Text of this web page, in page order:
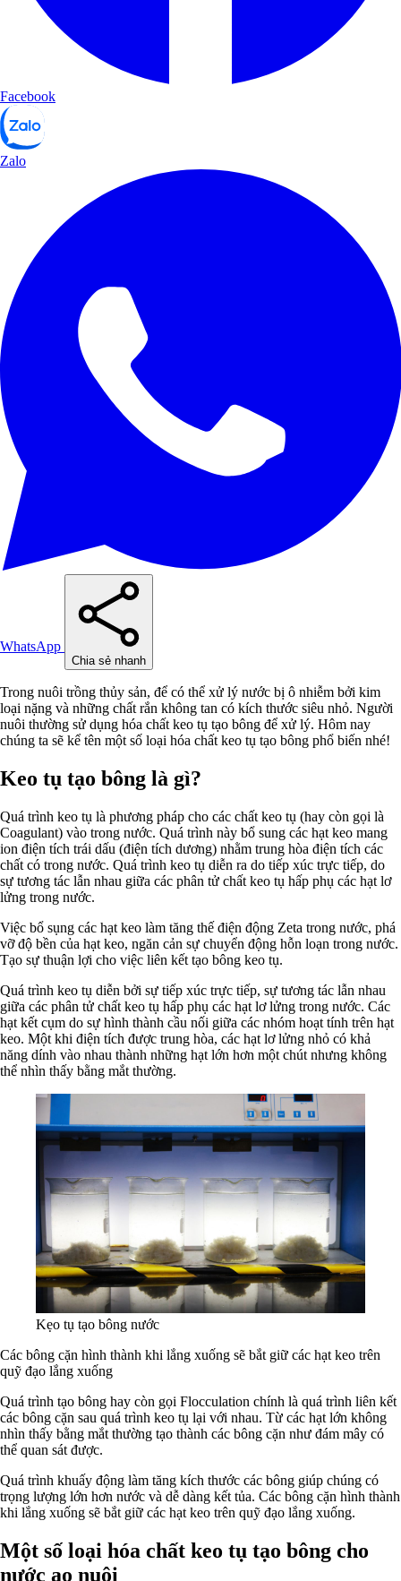
Facebook
Zalo
WhatsApp
Chia sẻ nhanh
Trong nuôi trồng thủy sản, để có thể xử lý nước bị ô nhiễm bởi kim
loại nặng và những chất rắn không tan có kích thước siêu nhỏ. Người
nuôi thường sử dụng hóa chất keo tụ tạo bông để xử lý. Hôm nay
chúng ta sẽ kể tên một số loại hóa chất keo tụ tạo bông phổ biến nhé!
Keo tụ tạo bông là gì?
Quá trình keo tụ là phương pháp cho các chất keo tụ (hay còn gọi là
Coagulant) vào trong nước. Quá trình này bổ sung các hạt keo mang
ion điện tích trái dấu (điện tích dương) nhằm trung hòa điện tích các
chất có trong nước. Quá trình keo tụ diễn ra do tiếp xúc trực tiếp, do
sự tương tác lẫn nhau giữa các phân tử chất keo tụ hấp phụ các hạt lơ
lửng trong nước.
Việc bổ sụng các hạt keo làm tăng thế điện động Zeta trong nước, phá
vỡ độ bền của hạt keo, ngăn cản sự chuyển động hỗn loạn trong nước.
Tạo sự thuận lợi cho việc liên kết tạo bông keo tụ.
Quá trình keo tụ diễn bởi sự tiếp xúc trực tiếp, sự tương tác lẫn nhau
giữa các phân tử chất keo tụ hấp phụ các hạt lơ lửng trong nước. Các
hạt kết cụm do sự hình thành cầu nối giữa các nhóm hoạt tính trên hạt
keo. Một khi điện tích được trung hòa, các hạt lơ lửng nhỏ có khả
năng dính vào nhau thành những hạt lớn hơn một chút nhưng không
thể nhìn thấy bằng mắt thường.
Kẹo tụ tạo bông nước
Các bông cặn hình thành khi lắng xuống sẽ bắt giữ các hạt keo trên
quỹ đạo lắng xuống
Quá trình tạo bông hay còn gọi Flocculation chính là quá trình liên kết
các bông cặn sau quá trình keo tụ lại với nhau. Từ các hạt lớn không
nhìn thấy bằng mắt thường tạo thành các bông cặn như đám mây có
thể quan sát được.
Quá trình khuấy động làm tăng kích thước các bông giúp chúng có
trọng lượng lớn hơn nước và dễ dàng kết tủa. Các bông cặn hình thành
khi lắng xuống sẽ bắt giữ các hạt keo trên quỹ đạo lắng xuống.
Một số loại hóa chất keo tụ tạo bông cho
nước ao nuôi